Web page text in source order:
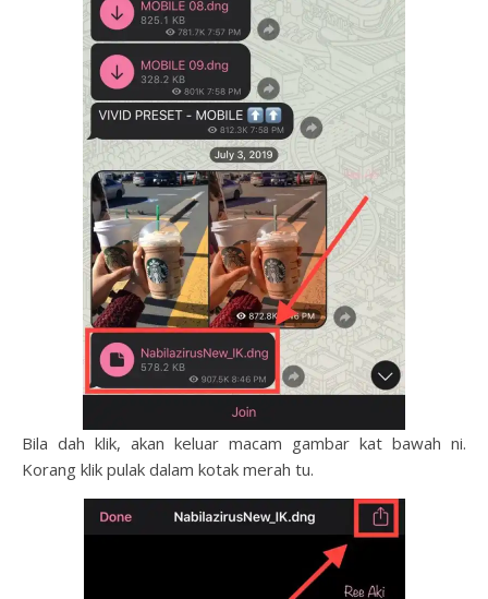
Bila dah klik, akan keluar macam gambar kat bawah ni.
Korang klik pulak dalam kotak merah tu.